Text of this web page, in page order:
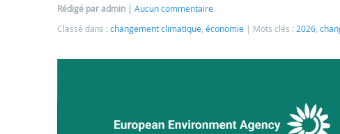
Rédigé par admin
Aucun commentaire
Classé dans : changement climatique économie Mots clés : 2026